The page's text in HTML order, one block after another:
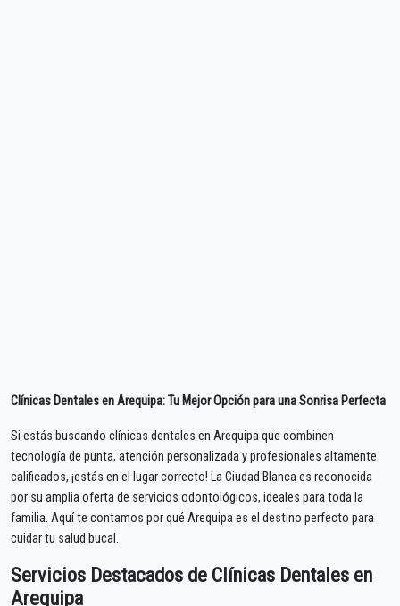
Clínicas Dentales en Arequipa: Tu Mejor Opción para una Sonrisa Perfecta
Si estás buscando clínicas dentales en Arequipa que combinen
tecnología de punta, atención personalizada y profesionales altamente
calificados, ¡estás en el lugar correcto! La Ciudad Blanca es reconocida
por su amplia oferta de servicios odontológicos, ideales para toda la
familia. Aquí te contamos por qué Arequipa es el destino perfecto para
cuidar tu salud bucal.
Servicios Destacados de Clínicas Dentales en
Arequipa